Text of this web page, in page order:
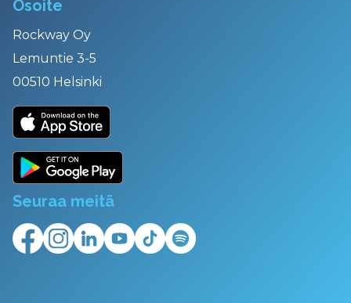
Osoite
Rockway Oy
Lemuntie 3-5
00510 Helsinki
Seuraa meitä